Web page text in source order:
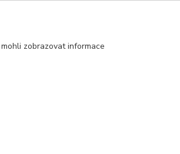
zobrazovat informace